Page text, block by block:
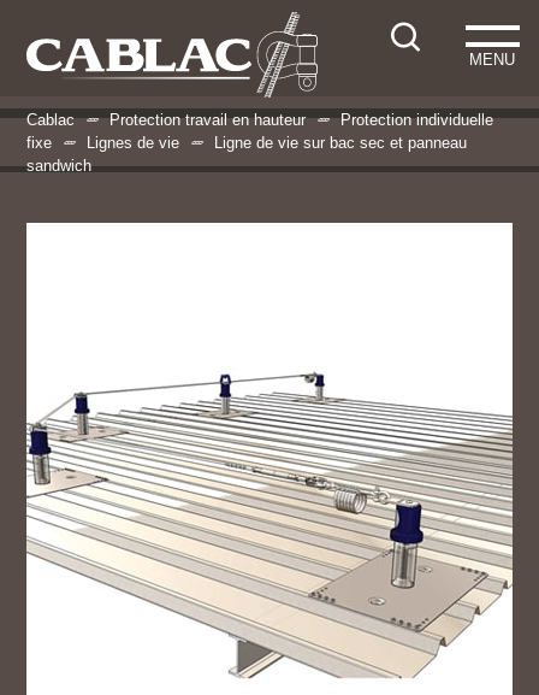
MENU
Cablac Protection travail en hauteur
Protection individuelle
fixe
Lignes de vie
Ligne de vie sur bac sec et panneau
sandwich